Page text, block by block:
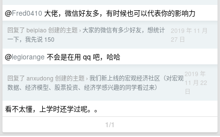
@Fred0410 大佬，微信好友多，有时候也可以代表你的影响力
回复了 beipiao 创建的主题 › 大家的微信有多少好友，想统计
一下，我先说 150
2019 年 11 月
27 日
@legiorange 不会是在用 qq 吧，哈哈
回复了 anxudong 创建的主题 › 我们新上线的宏观经济社区（对宏观
数据、经济模型、股票投资、经济学感兴趣的同学看过来）
2019 年
11 月 22
日
看不太懂，上学时还学过呢。。
1/1